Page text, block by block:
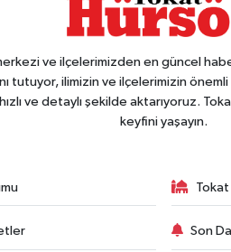
ve ilçelerimizden en güncel
tutuyor, ilimizin ve ilçelerimizin
ve detaylı şekilde aktarıyoruz.
keyfini yaşayın.
Son